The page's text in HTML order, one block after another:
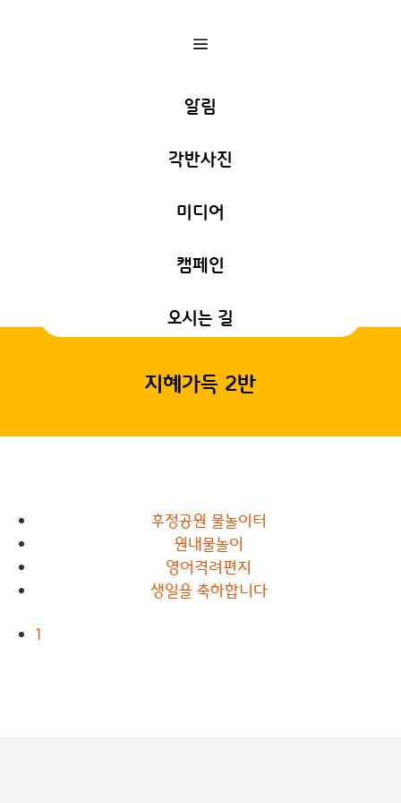
a
알림
각반사진
미디어
캠페인
오시는 길
지혜가득 2반
후정공원 물놀이터
원내물놀이
영어격려편지
생일을 축하합니다
1